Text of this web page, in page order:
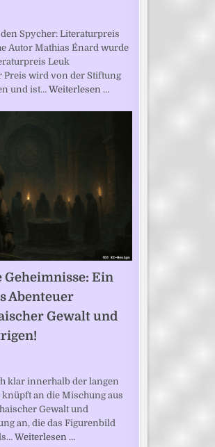
Spycher: Literaturpreis
Autor Mathias Énard wurde
Leuk
Preis wird von der Stiftung
und ist… Weiterlesen …
Geheimnisse: Ein
Abenteuer
Gewalt und
klar innerhalb der langen
an die Mischung aus
Gewalt und
an, die das Figurenbild
Weiterlesen …